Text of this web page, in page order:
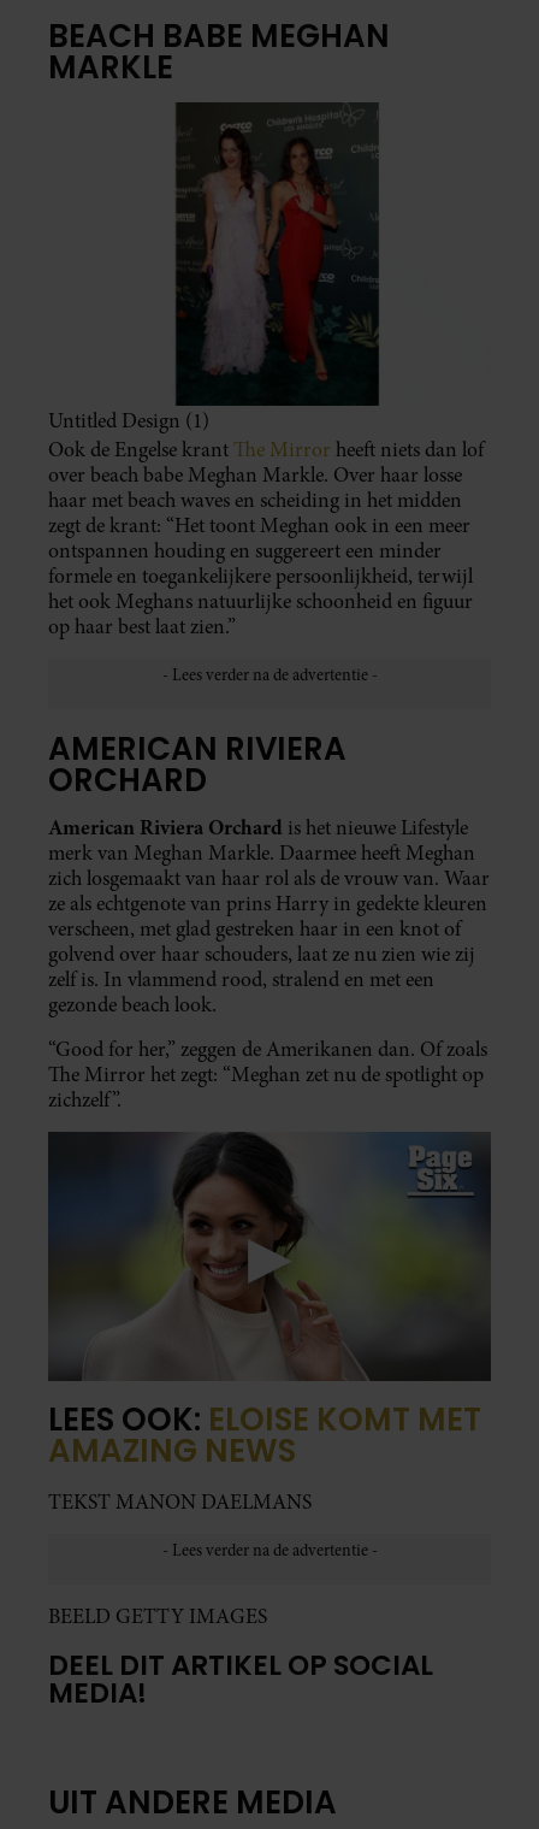
BEACH BABE MEGHAN
MARKLE
Untitled Design (1)
Ook de Engelse krantThe Mirror heeft niets dan lof
over beach babe Meghan Markle. Over haar losse
haar met beach waves en scheiding in het midden
zegt de krant: “Het toont Meghan ook in een meer
ontspannen houding en suggereert een minder
formele en toegankelijkere persoonlijkheid, terwijl
het ook Meghans natuurlijke schoonheid en figuur
op haar best laat zien.”
AMERICAN RIVIERA
ORCHARD
American Riviera Orchard is het nieuwe Lifestyle
merk van Meghan Markle. Daarmee heeft Meghan
zich losgemaakt van haar rol als de vrouw van. Waar
ze als echtgenote van prins Harry in gedekte kleuren
verscheen, met glad gestreken haar in een knot of
golvend over haar schouders, laat ze nu zien wie zij
zelf is. In vlammend rood, stralend en met een
gezonde beach look.
“Good for her,” zeggen de Amerikanen dan. Of zoals
The Mirror het zegt: “Meghan zet nu de spotlight op
zichzelf”.
LEES OOK: ELOISE KOMT MET
AMAZING NEWS
TEKST MANON DAELMANS
BEELD GETTY IMAGES
DEEL DIT ARTIKEL OP SOCIAL
MEDIA!
UIT ANDERE MEDIA